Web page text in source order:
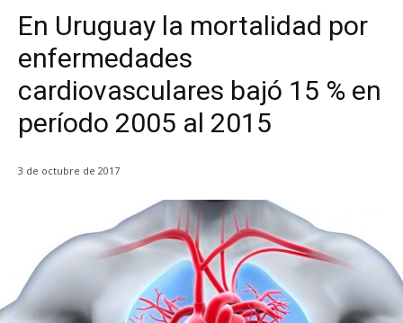
En Uruguay la mortalidad por
enfermedades
cardiovasculares bajó 15 % en
período 2005 al 2015
3 de octubre de 2017